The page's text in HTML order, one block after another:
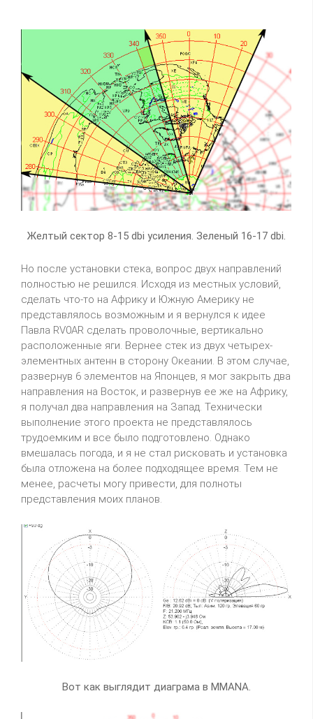
Желтый сектор 8-15 dbi усиления. Зеленый 16-17 dbi.
Но после установки стека, вопрос двух направлений
полностью не решился. Исходя из местных условий,
сделать что-то на Африку и Южную Америку не
представлялось возможным и я вернулся к идее
Павла RV0AR сделать проволочные, вертикально
расположенные яги. Вернее стек из двух четырех-
элементных антенн в сторону Океании. В этом случае,
развернув 6 элементов на Японцев, я мог закрыть два
направления на Восток, и развернув ее же на Африку,
я получал два направления на Запад. Технически
выполнение этого проекта не представлялось
трудоемким и все было подготовлено. Однако
вмешалась погода, и я не стал рисковать и установка
была отложена на более подходящее время. Тем не
менее, расчеты могу привести, для полноты
представления моих планов.
Вот как выглядит диаграма в MMANA.